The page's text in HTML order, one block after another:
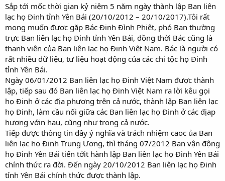
Sắp tới mốc thời gian kỷ niệm 5 năm ngày thành lập Ban liên
lạc họ Đinh tỉnh Yên Bái (20/10/2012 – 20/10/2017).Tôi rất
mong muốn được gặp Bác Đinh Đình Phiệt, phó Ban thường
trực Ban liên lạc họ Đinh tỉnh Yên Bái, đồng thời Bác cũng là
thanh viên của Ban liên lạc họ Đinh Việt Nam. Bác là người có
rất nhiều dữ liệu, tư liệu hoạt động của các chi tộc họ Đinh
tỉnh Yên Bái.
Ngày 06/01/2012 Ban liên lạc họ Đinh Việt Nam được thành
lập, tiếp sau đó Ban liên lạc họ Đinh Việt Nam ra lời kêu gọi
họ Đinh ở các địa phương trên cả nước, thành lập Ban liên lạc
họ Đinh, làm cầu nối giữa các Ban liên lạc họ Đinh ở các địap
hương vớin hau, cũng như trong cả nước.
Tiếp được thông tin đầy ý nghĩa và trách nhiệm caoc ủa Ban
liên lạc họ Đinh Trung Ương, thì tháng 07/2012 Ban vận động
họ Đinh Yên Bái tiến tớit hành lập Ban liên lạc họ Đinh Yên Bái
chính thức ra đời. Đến ngày 20/10/2012 Ban liên lạc họ Đinh
tỉnh Yên Bái chính thức được thành lập.